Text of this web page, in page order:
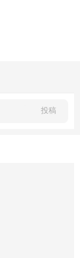
投稿